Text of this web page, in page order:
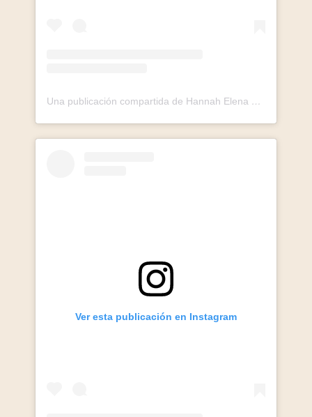
Una publicación compartida de Hannah Elena Dahl (@hannahelenadahl)
Ver esta publicación en Instagram